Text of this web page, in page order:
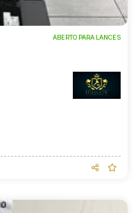
ABERTO PARA LANCES